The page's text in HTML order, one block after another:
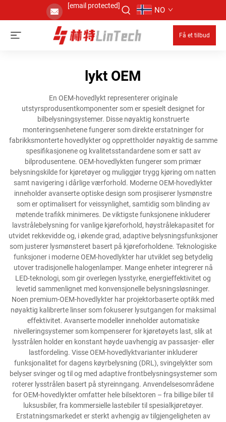
[email protected] NO
Få et tilbud
lykt OEM
En OEM-hovedlykt representerer originale
utstyrsprodusentkomponenter som er spesielt designet for
bilbelysningsystemer. Disse nøyaktig konstruerte
monteringsenhetene fungerer som direkte erstatninger for
fabrikksmonterte hovedlykter og opprettholder nøyaktig de samme
spesifikasjonene og kvalitetsstandardene som er satt av
bilprodusentene. OEM-hovedlykten fungerer som primær
belysningskilde for kjøretøyer og muliggjør trygg kjøring om natten
samt navigering i dårlige værforhold. Moderne OEM-hovedlykter
inneholder avanserte optiske design som prosjiserer lysmønstre
som er optimalisert for veissynlighet, samtidig som blinding av
møtende trafikk minimeres. De viktigste funksjonene inkluderer
lavstrålebelysning for vanlige kjøreforhold, høystrålekapasitet for
utvidet rekkevidde og, i økende grad, adaptive belysningsfunksjoner
som justerer lysmønsteret basert på kjøreforholdene. Teknologiske
funksjoner i moderne OEM-hovedlykter har utviklet seg betydelig
utover tradisjonelle halogenlamper. Mange enheter integrerer nå
LED-teknologi, som gir overlegen lysstyrke, energieffektivitet og
levetid sammenlignet med konvensjonelle belysningsløsninger.
Noen premium-OEM-hovedlykter har projektorbaserte optikk med
nøyaktig kalibrerte linser som fokuserer lysutgangen for maksimal
effektivitet. Avanserte modeller inneholder automatiske
nivelleringsystemer som kompenserer for kjøretøyets last, slik at
lysstrålen holder en konstant høyde uavhengig av passasjer- eller
lastfordeling. Visse OEM-hovedlyktvarianter inkluderer
funksjonalitet for dagens køyrbelysning (DRL), svingelykter som
belyser svinger og til og med adaptive frontbelysningsystemer som
roterer lysstrålen basert på styreinngang. Anvendelsesområdene
for OEM-hovedlykter omfatter hele bilsektoren – fra billige biler til
luksusbiler, fra kommersielle lastebiler til spesialkjøretøyer.
Erstatningsmarkedet er sterkt avhengig av tilgjengeligheten av